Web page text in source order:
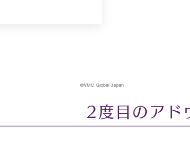
©VMC Global Japan
2度目のアド